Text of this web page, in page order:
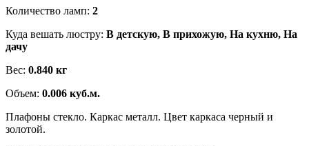
Количество ламп: 2
Куда вешать люстру: В детскую, В прихожую, На кухню, На
дачу
Вес: 0.840 кг
Объем: 0.006 куб.м.
Плафоны стекло. Каркас металл. Цвет каркаса черный и
золотой.